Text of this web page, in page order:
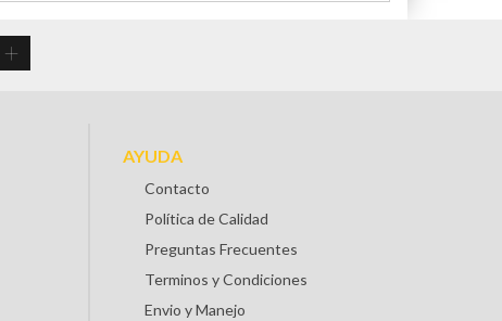
AYUDA
Contacto
Política de Calidad
Preguntas Frecuentes
Terminos y Condiciones
Envio y Manejo